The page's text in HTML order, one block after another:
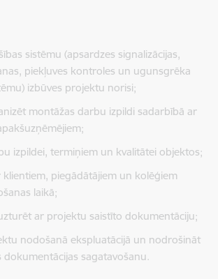
sistēmu (apsardzes signalizācijas,
piekļuves kontroles un ugunsgrēka
izbūves projektu norisi;
montāžas darbu izpildi sadarbībā ar
izpildei, termiņiem un kvalitātei objektos;
piegādātājiem un kolēģiem
laikā;
ar projektu saistīto dokumentāciju;
nodošanā ekspluatācijā un nodrošināt
dokumentācijas sagatavošanu.